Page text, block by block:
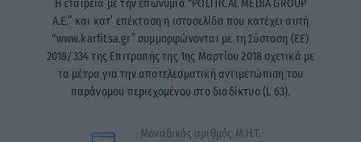
Η εταιρεία με την επωνυμία “POLITICAL MEDIA GROUP
A.E.” και κατ’ επέκταση η ιστοσελίδα που κατέχει αυτή
“www.karfitsa.gr” συμμορφώνονται με τη Σύσταση (ΕΕ)
2018/334 της Επιτροπής της 1ης Μαρτίου 2018 σχετικά με
τα μέτρα για την αποτελεσματική αντιμετώπιση του
παράνομου περιεχομένου στο διαδίκτυο (L 63).
Μοναδικός αριθμός Μ.Η.Τ.